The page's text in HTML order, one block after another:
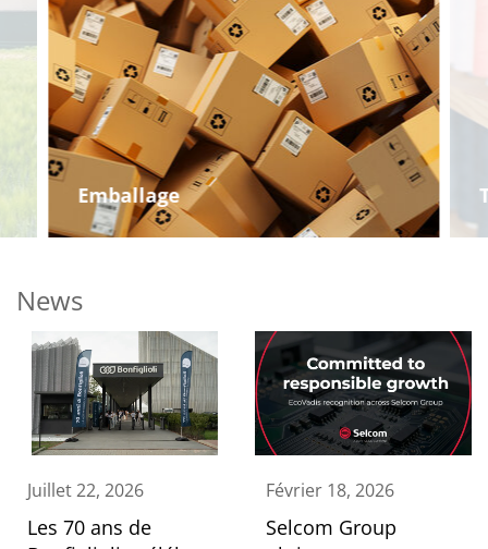
Emballage
News
Juillet 22, 2026
Les 70 ans de
Février 18, 2026
Selcom Group